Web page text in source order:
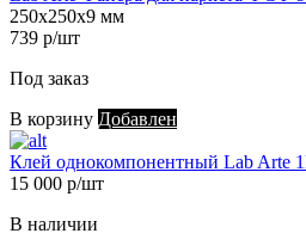
250х250х9 мм
739 р/шт
Под заказ
В корзину Добавлен
Клей однокомпонентный Lab Arte
15 000 р/шт
В наличии